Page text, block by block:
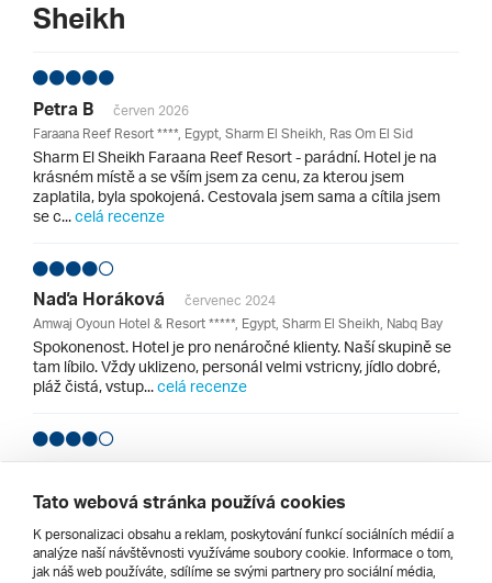
Sheikh
Petra B
červen 2026
Faraana Reef Resort ****, Egypt, Sharm El Sheikh, Ras Om El Sid
Sharm El Sheikh Faraana Reef Resort - parádní. Hotel je na
krásném místě a se vším jsem za cenu, za kterou jsem
zaplatila, byla spokojená. Cestovala jsem sama a cítila jsem
se c...celá recenze
Naďa Horáková
červenec 2024
Amwaj Oyoun Hotel & Resort *****, Egypt, Sharm El Sheikh, Nabq Bay
Spokonenost. Hotel je pro nenáročné klienty. Naší skupině se
tam líbilo. Vždy uklizeno, personál velmi vstricny, jídlo dobré,
pláž čistá, vstup...celá recenze
Fuková
Queen Sharm resort ****, Egypt, Sharm El Sheikh, Ras Om El Sid
Queen Sharm. Hotel poskytujje vše, co na dovolené
potřebujete. Je sice starší, ale milý personál vám to vynahradí.
Je situován přímo u moře....celá recenze
Tato webová stránka používá cookies
K personalizaci obsahu a reklam, poskytování funkcí sociálních médií a
analýze naší návštěvnosti využíváme soubory cookie. Informace o tom,
jak náš web používáte, sdílíme se svými partnery pro sociální média,